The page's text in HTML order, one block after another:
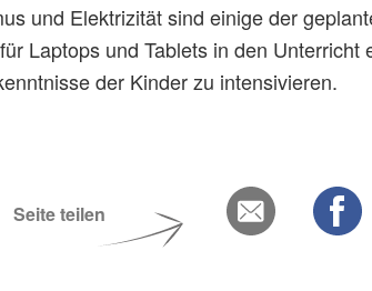
und Elektrizität sind einige der
Laptops und Tablets in den Unterricht
der Kinder zu intensivieren.
Seite teilen